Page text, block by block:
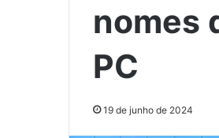
nomes
PC
19 de junho de 2024